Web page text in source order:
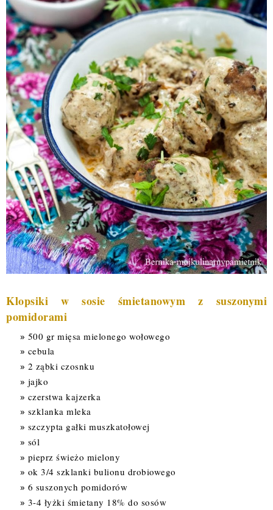
Klopsiki w sosie śmietanowym z suszonymi
pomidorami
500 gr mięsa mielonego wołowego
cebula
2 ząbki czosnku
jajko
czerstwa kajzerka
szklanka mleka
szczypta gałki muszkatołowej
sól
pieprz świeżo mielony
ok 3/4 szklanki bulionu drobiowego
6 suszonych pomidorów
3-4 łyżki śmietany 18% do sosów